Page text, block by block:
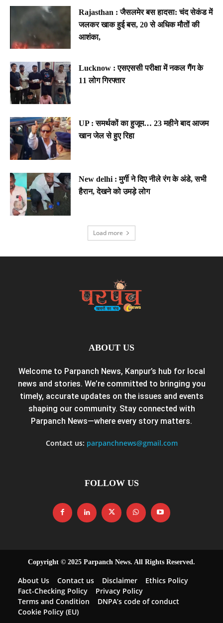
Rajasthan : जैसलमेर बस हादसा: चंद सेकंड में
जलकर खाक हुई बस, 20 से अधिक मौतों की
आशंका,
Lucknow : एसएससी परीक्षा में नकल गैंग के
11 लोग गिरफ्तार
UP : समर्थकों का हुजूम… 23 महीने बाद आजम
खान जेल से हुए रिहा
New delhi : मुर्गी ने दिए नीले रंग के अंडे, सभी
हैरान, देखने को उमड़े लोग
Load more
ABOUT US
Welcome to Parpanch News, Kanpur’s hub for local
news and stories. We’re committed to bringing you
timely, accurate updates on the issues and events
shaping our community. Stay connected with
Parpanch News—where every story matters.
Contact us: parpanchnews@gmail.com
FOLLOW US
Copyright © 2025 Parpanch News. All Rights Reserved.
About Us Contact us Disclaimer
Ethics Policy
Fact-Checking Policy
Privacy Policy
Terms and Condition
DNPA’s code of conduct
Cookie Policy (EU)